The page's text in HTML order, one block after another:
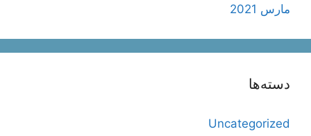
مارس 2021
دسته‌ها
Uncategorized